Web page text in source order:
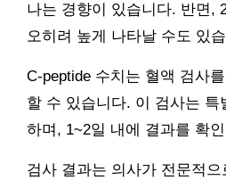
나는 경향이 있습니다. 반면,
오히려 높게 나타날 수도 있
C-peptide 수치는 혈액 검사
할 수 있습니다. 이 검사는 특
하며, 1~2일 내에 결과를 확
검사 결과는 의사가 전문적